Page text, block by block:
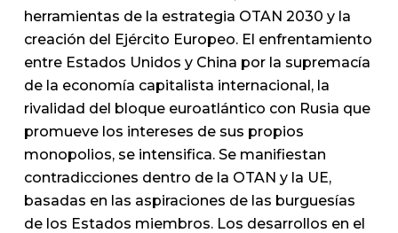
herramientas de la estrategia OTAN 2030 y la
creación del Ejército Europeo. El enfrentamiento
entre Estados Unidos y China por la supremacía
de la economía capitalista internacional, la
rivalidad del bloque euroatlántico con Rusia que
promueve los intereses de sus propios
monopolios, se intensifica. Se manifiestan
contradicciones dentro de la OTAN y la UE,
basadas en las aspiraciones de las burguesías
de los Estados miembros. Los desarrollos en el